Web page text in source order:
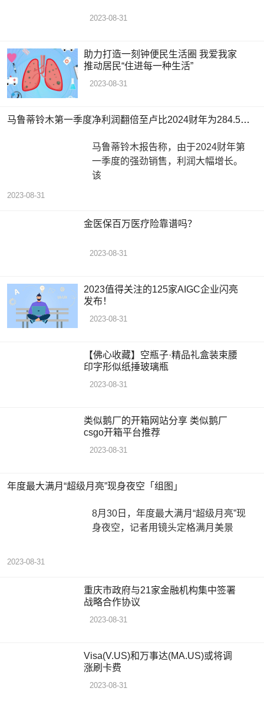
2023-08-31
助力打造一刻钟便民生活圈 我爱我家
推动居民“住进每一种生活”
2023-08-31
马鲁蒂铃木第一季度净利润翻倍至卢比2024财年为284.5亿卢比
马鲁蒂铃木报告称，由于2024财年第
一季度的强劲销售，利润大幅增长。
该
2023-08-31
金医保百万医疗险靠谱吗？
2023-08-31
2023值得关注的125家AIGC企业闪亮
发布！
2023-08-31
【佛心收藏】空瓶子·精品礼盒装束腰
印字形似纸捶玻璃瓶
2023-08-31
类似鹅厂的开箱网站分享 类似鹅厂
csgo开箱平台推荐
2023-08-31
年度最大满月“超级月亮”现身夜空「组图」
8月30日，年度最大满月“超级月亮”现
身夜空，记者用镜头定格满月美景
2023-08-31
重庆市政府与21家金融机构集中签署
战略合作协议
2023-08-31
Visa(V.US)和万事达(MA.US)或将调
涨刷卡费
2023-08-31